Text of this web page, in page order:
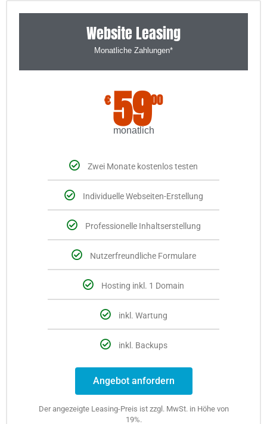
Website Leasing
Monatliche Zahlungen*
€5900
monatlich
Zwei Monate kostenlos testen
Individuelle Webseiten-Erstellung
Professionelle Inhaltserstellung
Nutzerfreundliche Formulare
Hosting inkl. 1 Domain
inkl. Wartung
inkl. Backups
Angebot anfordern
Der angezeigte Leasing-Preis ist zzgl. MwSt. in Höhe von
19%.